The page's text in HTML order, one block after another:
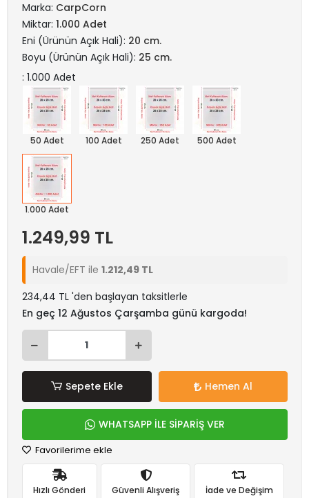
Marka: CarpCorn
Miktar: 1.000 Adet
Eni (Ürünün Açık Hali): 20 cm.
Boyu (Ürünün Açık Hali): 25 cm.
: 1.000 Adet
50 Adet 100 Adet 250 Adet 500 Adet
1.000 Adet
1.249,99 TL
Havale/EFT ile 1.212,49 TL
234,44 TL 'den başlayan taksitlerle
En geç 12 Ağustos Çarşamba günü kargoda!
Sepete Ekle Hemen Al
WHATSAPP İLE SİPARİŞ VER
Favorilerime ekle
Hızlı Gönderi Güvenli Alışveriş İade ve Değişim